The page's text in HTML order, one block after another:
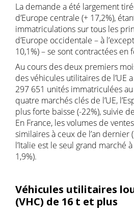
La demande a été largement
d’Europe centrale (+ 17,2%),
immatriculations sur tous les
d’Europe occidentale – à
10,1%) – se sont contractées en
Au cours des deux premiers
des véhicules utilitaires de l’UE
297 651 unités immatriculées
quatre marchés clés de l’UE,
plus forte baisse (-22%), suivie
En France, les volumes de
similaires à ceux de l’an dernier
l’Italie est le seul grand marché
1,9%).
Véhicules utilitaires
(VHC) de 16 t et plus